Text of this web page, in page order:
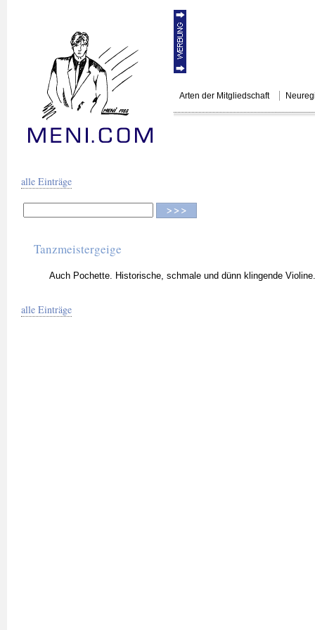
Arten der Mitgliedschaft
alle Einträge
Tanzmeistergeige
Auch Pochette. Historische, schmale und dünn klingende
alle Einträge